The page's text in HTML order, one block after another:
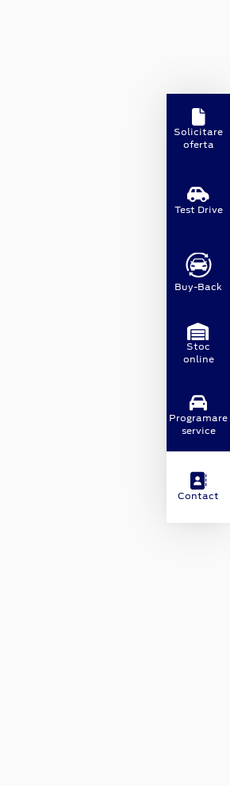
Solicitare
oferta
Test Drive
Buy-Back
Stoc
online
Programare
service
Contact